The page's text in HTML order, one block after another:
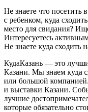
Не знаете что посетить
с ребенком, куда
место для свидания?
Интересуетесь
Не знаете куда сходить
КудаКазань — это
Казани. Мы знаем куда
или большой
и выставки Казани.
лучшие
которые обязательно